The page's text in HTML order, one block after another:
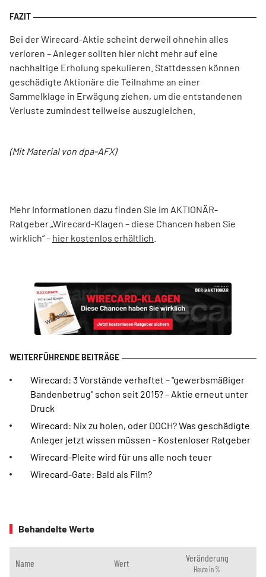
Bei der Wirecard-Aktie scheint derweil ohnehin alles
verloren – Anleger sollten hier nicht mehr auf eine
nachhaltige Erholung spekulieren. Stattdessen können
geschädigte Aktionäre die Teilnahme an einer
Sammelklage in Erwägung ziehen, um die entstandenen
Verluste zumindest teilweise auszugleichen.
(Mit Material von dpa-AFX)
Mehr Informationen dazu finden Sie im AKTIONÄR-
Ratgeber „Wirecard-Klagen – diese Chancen haben Sie
wirklich“ – hier kostenlos erhältlich
Wirecard: 3 Vorstände verhaftet – "gewerbsmäßiger
Bandenbetrug" schon seit 2015? – Aktie erneut unter
Druck
Wirecard: Nix zu holen, oder DOCH? Was geschädigte
Anleger jetzt wissen müssen - Kostenloser Ratgeber
Wirecard-Pleite wird für uns alle noch teuer
Wirecard-Gate: Bald als Film?
Behandelte Werte
Name Wert Veränderung
Heute in %